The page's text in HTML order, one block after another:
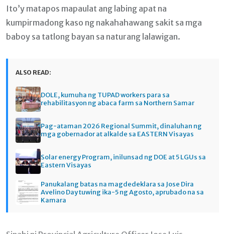
Ito’y matapos mapaulat ang labing apat na
kumpirmadong kaso ng nakahahawang sakit sa mga
baboy sa tatlong bayan sa naturang lalawigan.
ALSO READ:
DOLE, kumuha ng TUPAD workers para sa
rehabilitasyon ng abaca farm sa Northern Samar
Pag-ataman 2026 Regional Summit, dinaluhan ng
mga gobernador at alkalde sa EASTERN Visayas
Solar energy Program, inilunsad ng DOE at 5 LGUs sa
Eastern Visayas
Panukalang batas na magdedeklara sa Jose Dira
Avelino Day tuwing ika-5 ng Agosto, aprubado na sa
Kamara